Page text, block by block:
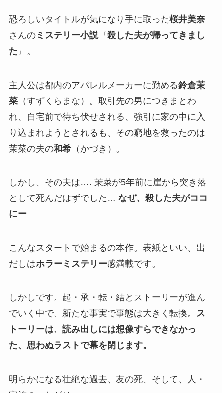
恐ろしいタイトルが気になり手に取った桜井美奈
さんのミステリー小説『殺した夫が帰ってきまし
た 』。
主人公は都内のアパレルメーカーに勤める鈴倉茉
菜（すずくらまな）。取引先の男につきまとわ
れ、自宅前で待ち伏せされる、強引に家の中に入
り込まれようとされるも、その窮地を救ったのは
茉菜の夫の和希（かづき）。
しかし、その夫は…. 茉菜が5年前に崖から突き落
として死んだはずでした… なぜ、殺した夫がココ
にー
こんなスタートで始まるの本作。表紙といい、出
だしはホラーミステリー感満載です。
しかしです。起・承・転・結とストーリーが進ん
でいく中で、新たな事実で事態は大きく転換。 ス
トーリーは、読み出しには想像すらできなかっ
た、思わぬラストで幕を閉じます。
明らかになる壮絶な過去、友の死、そして、人・